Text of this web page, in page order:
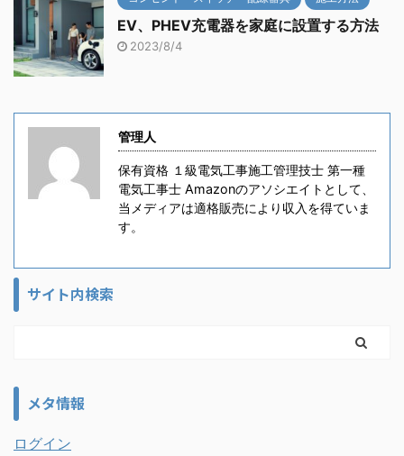
EV、PHEV充電器を家庭に設置する方法
2023/8/4
管理人
保有資格 １級電気工事施工管理技士 第一種
電気工事士 Amazonのアソシエイトとして、
当メディアは適格販売により収入を得ていま
す。
サイト内検索
メタ情報
ログイン